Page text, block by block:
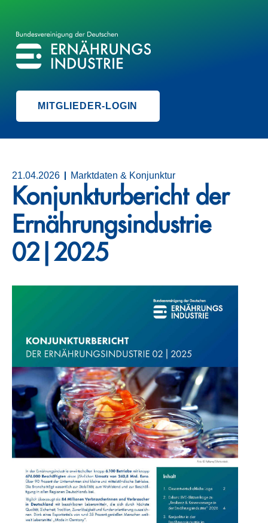
BVE
BUNDESVEREINIGUNG DER ERNÄHRUNGSINDUSTRIE
MITGLIEDER-LOGIN
21.04.2026 Marktdaten & Konjunktur
Konjunkturbericht der
Ernährungsindustrie
02|2025